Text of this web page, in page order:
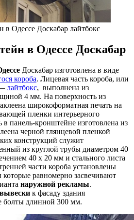
в Одессе Доскабар лайтбокс
в Одессе Доскабар
Доскабар изготовлена в виде
короба. Лицевая часть короба, или
лайтбокс, выполнена из
4 мм. На поверхность из
широкоформатная печать на
пленки интерьерного
в панель-кронштейне изготовлена из
черной глянцевой пленкой
конструкций служит
из круглой трубы диаметром 40
40 х 20 мм и стального листа
части короба установлены
равномерно засвечивают
наружной рекламы.
вывески к фасаду здания
болты длинной 300 мм.